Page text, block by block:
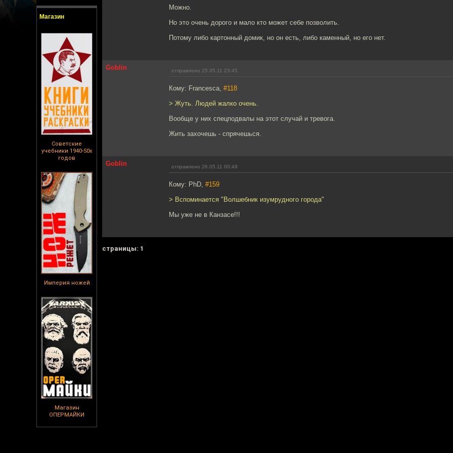
Магазин
Советские
учебники 1940-50х
годов
Империя ножей
Магазин
ОПЕРМАЙКИ
Можно.
Но это очень дорого и мало кто может себе позволить.
Потому либо картонный домик, но он есть, либо каменный, но его нет.
Goblin отправлено 25.05.11 23:45
Кому: Francesca, #118
> Жуть. Людей жалко очень.
Вообще у них спецподвалы на этот случай и тревога.
Жить захочешь - спрячешься.
Goblin отправлено 26.05.11 00:49
Кому: PhD, #159
> Вспоминается "Волшебник изумрудного города"
Мы уже не в Канзасе!!!
cтраницы: 1